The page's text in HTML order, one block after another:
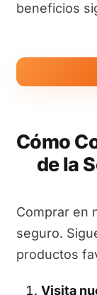
beneficios
Cómo
de la
Comprar en
seguro.
productos
Visita